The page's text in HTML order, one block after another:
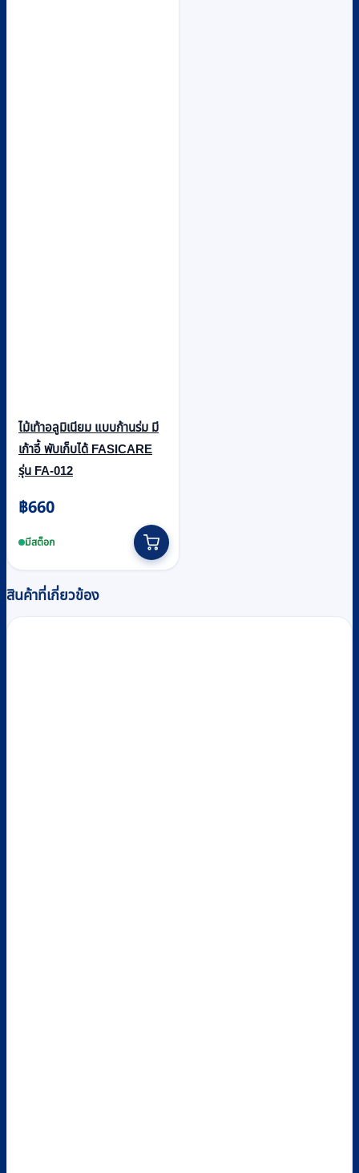
ไม้เท้าอลูมิเนียม แบบก้านร่ม มี
เก้าอี้ พับเก็บได้ FASICARE
รุ่น FA-012
฿660
มีสต็อก
สินค้าที่เกี่ยวข้อง